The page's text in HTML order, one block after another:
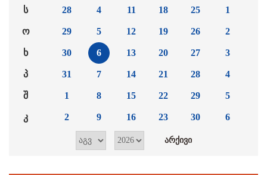
ს
ო
ხ
პ
შ
კ
28
29
30
31
1
2
4
5
6
7
8
9
11
12
13
14
15
16
18
19
20
21
22
23
25
26
27
28
29
30
1
2
3
4
5
6